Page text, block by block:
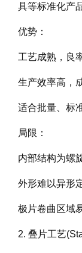
具等标准化产
优势：
工艺成熟，良
生产效率高，
适合批量、标
局限：
内部结构为螺
外形难以异形
极片卷曲区域
2. 叠片工艺